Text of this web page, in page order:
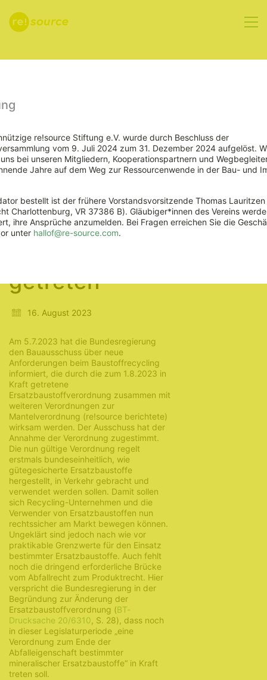
getreten
16. August 2023
Am 5.7.2023 hat die Bundesregierung
den Bauausschuss über neue
Anforderungen beim Baustoffrecycling
informiert, die durch die zum 1.8.2023 in
Kraft getretene
Ersatzbaustoffverordnung zusammen mit
weiteren Verordnungen zur
Mantelverordnung (re!source berichtete)
wirksam werden. Der Ausschuss hat der
Annahme der Verordnung zugestimmt.
Die nun gültige Verordnung regelt
erstmals bundeseinheitlich, wie
gütegesicherte Ersatzbaustoffe
hergestellt, in Verkehr gebracht und
verwendet werden sollen. Damit sollen
sich Recycling-Unternehmen und die
Verwender von Ersatzbaustoffen nun
rechtssicher am Markt bewegen können.
Ungeklärt sind jedoch nach wie vor
praktikable Grenzwerte für den Einsatz
bestimmter Ersatzbaustoffe. Auch fehlt
noch die dringend erforderliche Brücke
vom Abfallrecht zum Produktrecht. Hier
verspricht die Bundesregierung in der
Begründung zur Änderung der
Ersatzbaustoffverordnung (BT-
Drucksache 20/6310 , S. 28), dass noch
in dieser Legislaturperiode „eine
Verordnung zum Ende der
Abfalleigenschaft bestimmter
mineralischer Ersatzbaustoffe“ in Kraft
treten soll.
re!source Stiftung e.V. wurde durch Beschluss der
vom 9. Juli 2024 zum 31. Dezember 2024 aufgelöst.
bei unseren Mitgliedern, Kooperationspartnern und
Jahre auf dem Weg zur Ressourcenwende in der Bau- und
bestellt ist der frühere Vorstandsvorsitzende Thomas Lauritzen
Charlottenburg, VR 37386 B). Gläubiger*innen des Vereins
ihre Ansprüche anzumelden. Bei Fragen erreichen Sie die
unter hallof@re-source.com.